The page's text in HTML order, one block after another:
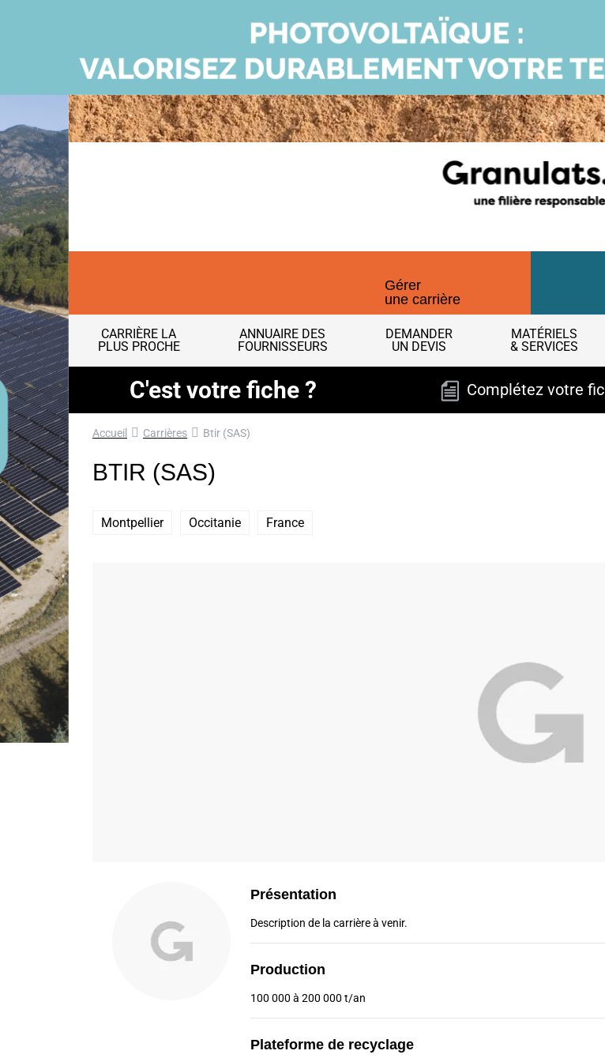
Gérer
une carrière
CARRIÈRE LA
PLUS PROCHE
ANNUAIRE DES
FOURNISSEURS
DEMANDER
UN DEVIS
MATÉRIELS
& SERVICES
C'est votre fiche ? Complétez votre
Accueil Carrières Btir (SAS)
BTIR (SAS)
Montpellier Occitanie France
Présentation
Description de la carrière à venir.
Production
100 000 à 200 000 t/an
Plateforme de recyclage